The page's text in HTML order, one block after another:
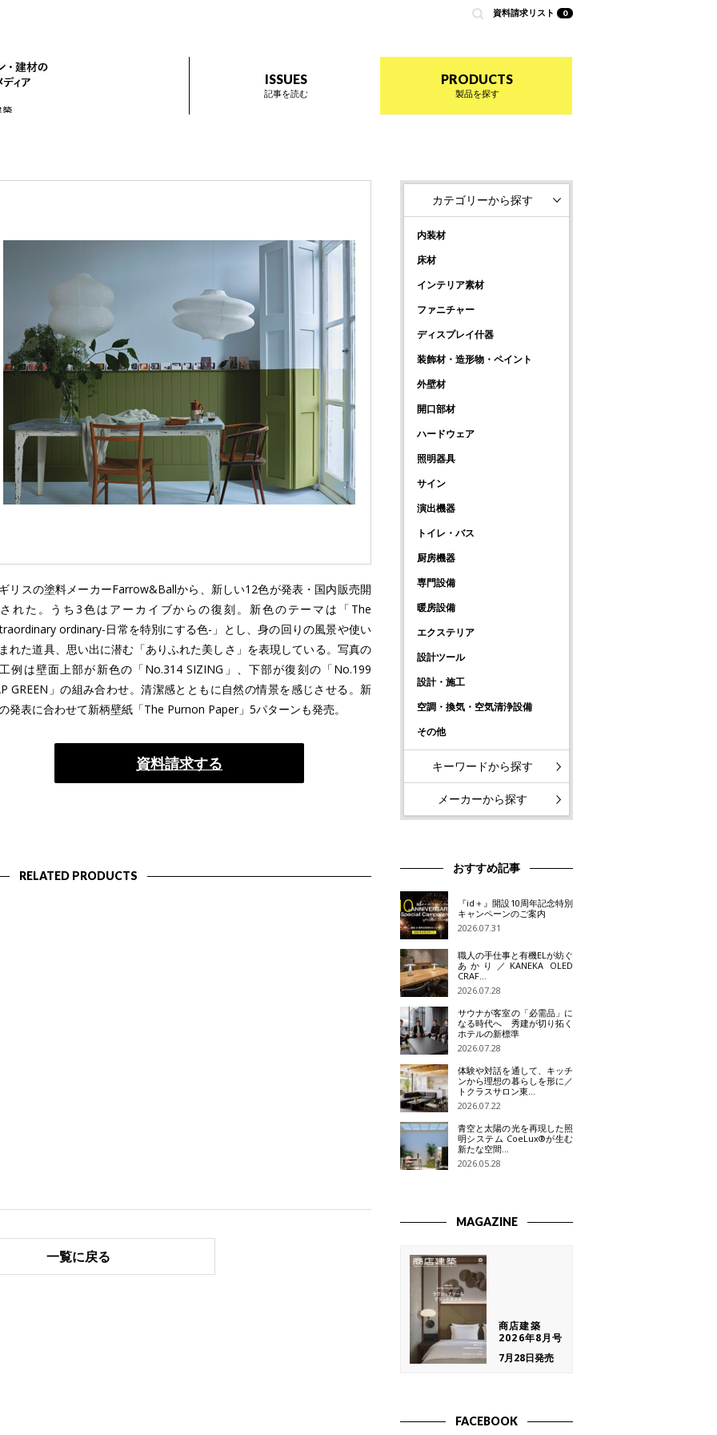
資料請求リスト 0
ISSUES
記事を読む
PRODUCTS
製品を探す
リスの塗料メーカーFarrow&Ballから、新しい12色が発表・国内販売開
れた。うち3色はアーカイブからの復刻。新色のテーマは「The
ordinary-日常を特別にする色-」とし、身の回りの風景や使い
れた道具、思い出に潜む「ありふれた美しさ」を表現している。写真の
例は壁面上部が新色の「No.314 SIZING」、下部が復刻の「No.199
GREEN」の組み合わせ。清潔感とともに自然の情景を感じさせる。新
発表に合わせて新柄壁紙「The Purnon Paper」5パターンも発売。
資料請求する
RELATED PRODUCTS
一覧に戻る
カテゴリーから探す
内装材
床材
インテリア素材
ファニチャー
ディスプレイ什器
装飾材・造形物・ペイント
外壁材
開口部材
ハードウェア
照明器具
サイン
演出機器
トイレ・バス
厨房機器
専門設備
暖房設備
エクステリア
設計ツール
設計・施工
空調・換気・空気清浄設備
その他
キーワードから探す
メーカーから探す
おすすめ記事
『id＋』開設10周年記念特別
キャンペーンのご案内
2026.07.31
職人の手仕事と有機ELが紡ぐ
あかり／KANEKA OLED
CRAF…
2026.07.28
サウナが客室の「必需品」に
なる時代へ 秀建が切り拓く
ホテルの新標準
2026.07.28
体験や対話を通して、キッチ
ンから理想の暮らしを形に／
トクラスサロン東…
2026.07.22
青空と太陽の光を再現した照
明システム CoeLux®が生む
新たな空間…
2026.05.28
MAGAZINE
商店建築
2026年8月号
7月28日発売
FACEBOOK